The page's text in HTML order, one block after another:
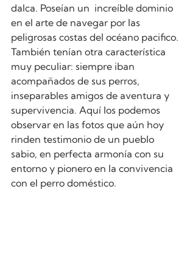
dalca. Poseían un  increíble dominio
en el arte de navegar por las
peligrosas costas del océano pacifico.
También tenían otra característica
muy peculiar: siempre iban
acompañados de sus perros,
inseparables amigos de aventura y
supervivencia. Aquí los podemos
observar en las fotos que aún hoy
rinden testimonio de un pueblo
sabio, en perfecta armonía con su
entorno y pionero en la convivencia
con el perro doméstico.